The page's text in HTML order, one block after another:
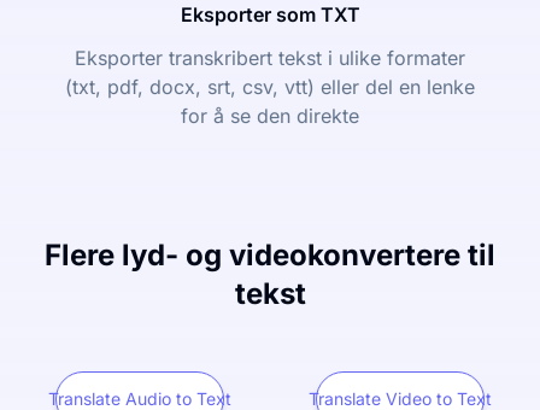
Eksporter som TXT
Eksporter transkribert tekst i ulike formater
(txt, pdf, docx, srt, csv, vtt) eller del en lenke
for å se den direkte
Flere lyd- og videokonvertere til
tekst
Translate Audio to Text Translate Video to Text